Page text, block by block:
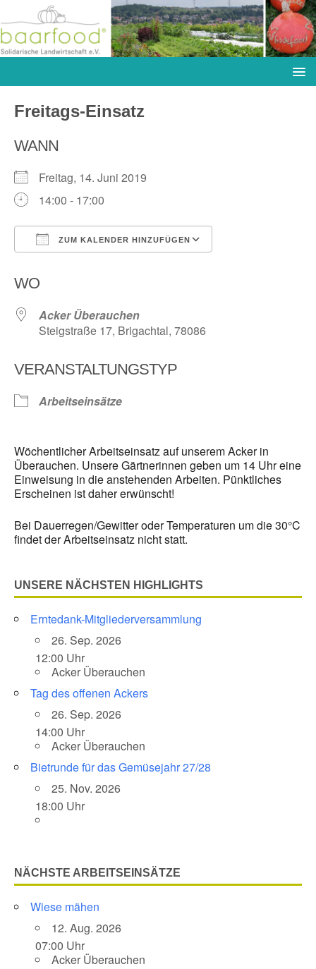
Freitags-Einsatz
WANN
Freitag, 14. Juni 2019
14:00 - 17:00
ZUM KALENDER HINZUFÜGEN
WO
Acker Überauchen
Steigstraße 17, Brigachtal, 78086
VERANSTALTUNGSTYP
Arbeitseinsätze
Wöchentlicher Arbeitseinsatz auf unserem Acker in
Überauchen. Unsere Gärtnerinnen geben um 14 Uhr eine
Einweisung in die anstehenden Arbeiten. Pünktliches
Erscheinen ist daher erwünscht!
Bei Dauerregen/Gewitter oder Temperaturen um die 30°C
findet der Arbeitseinsatz nicht statt.
UNSERE NÄCHSTEN HIGHLIGHTS
Erntedank-Mitgliederversammlung
26. Sep. 2026
12:00 Uhr
Acker Überauchen
Tag des offenen Ackers
26. Sep. 2026
14:00 Uhr
Acker Überauchen
Bietrunde für das Gemüsejahr 27/28
25. Nov. 2026
18:00 Uhr
NÄCHSTE ARBEITSEINSÄTZE
Wiese mähen
12. Aug. 2026
07:00 Uhr
Acker Überauchen